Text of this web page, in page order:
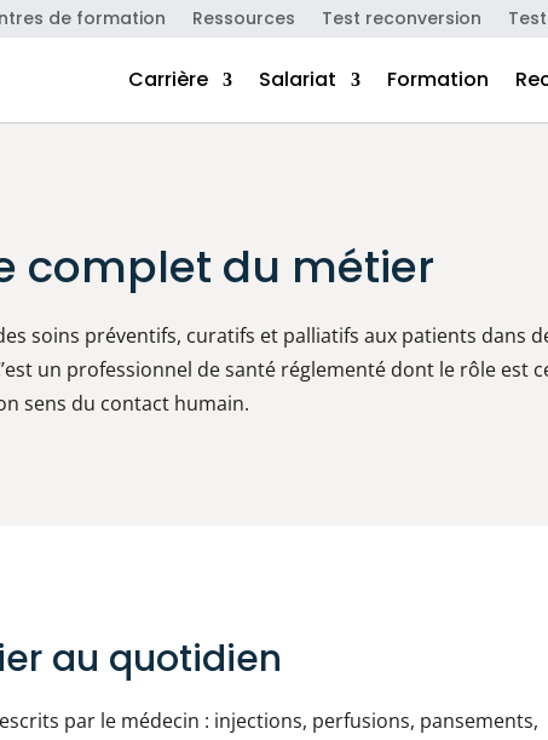
de formation Ressources Test reconversion
Carrière Salariat Formation
complet du métier
soins préventifs, curatifs et palliatifs aux patients dans
un professionnel de santé réglementé dont le rôle est
sens du contact humain.
au quotidien
par le médecin : injections, perfusions, pansements,